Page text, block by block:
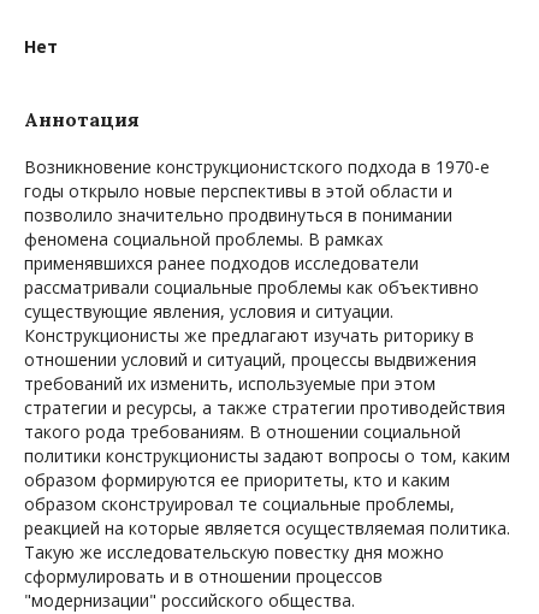
Нет
Аннотация
Возникновение конструкционистского подхода в 1970-е
годы открыло новые перспективы в этой области и
позволило значительно продвинуться в понимании
феномена социальной проблемы. В рамках
применявшихся ранее подходов исследователи
рассматривали социальные проблемы как объективно
существующие явления, условия и ситуации.
Конструкционисты же предлагают изучать риторику в
отношении условий и ситуаций, процессы выдвижения
требований их изменить, используемые при этом
стратегии и ресурсы, а также стратегии противодействия
такого рода требованиям. В отношении социальной
политики конструкционисты задают вопросы о том, каким
образом формируются ее приоритеты, кто и каким
образом сконструировал те социальные проблемы,
реакцией на которые является осуществляемая политика.
Такую же исследовательскую повестку дня можно
сформулировать и в отношении процессов
"модернизации" российского общества.